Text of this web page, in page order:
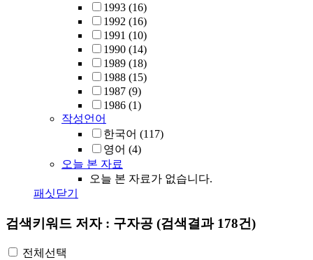
1993 (16)
1992 (16)
1991 (10)
1990 (14)
1989 (18)
1988 (15)
1987 (9)
1986 (1)
작성언어
한국어 (117)
영어 (4)
오늘 본 자료
오늘 본 자료가 없습니다.
패싯닫기
검색키워드 저자 : 구자공 (검색결과 178건)
전체선택